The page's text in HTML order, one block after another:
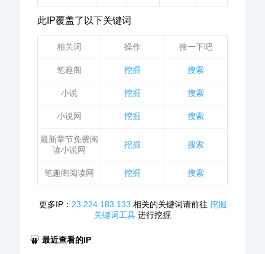
此IP覆盖了以下关键词
相关词 操作 搜一下吧
笔趣阁 挖掘 搜索
小说 挖掘 搜索
小说网 挖掘 搜索
最新章节免费阅
读小说网
挖掘 搜索
笔趣阁阅读网 挖掘 搜索
更多IP： 23.224.183.133 相关的关键词请前往 挖掘
关键词工具 进行挖掘
最近查看的IP